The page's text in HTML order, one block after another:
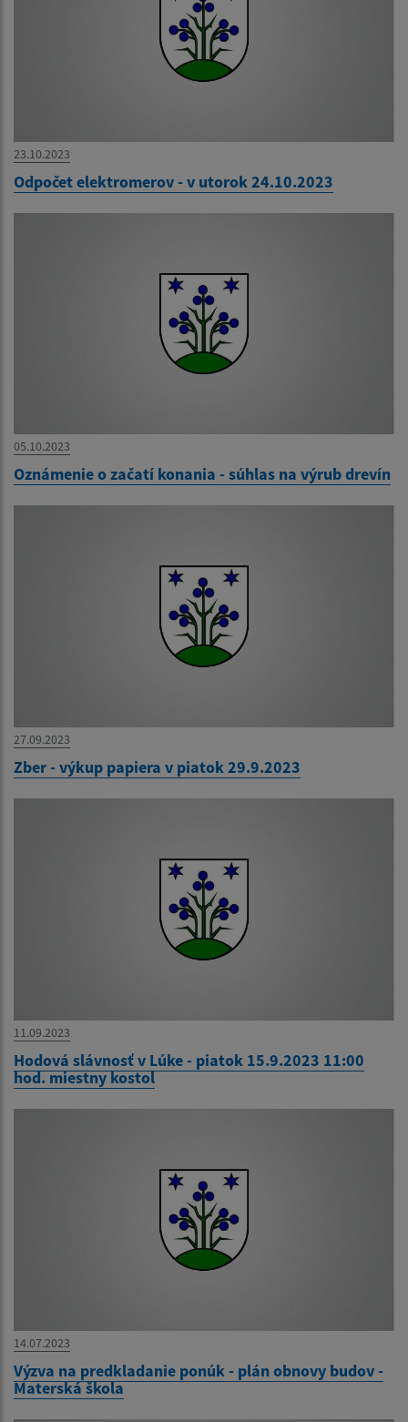
23.10.2023
Odpočet elektromerov - v utorok 24.10.2023
05.10.2023
Oznámenie o začatí konania - súhlas na výrub drevín
27.09.2023
Zber - výkup papiera v piatok 29.9.2023
11.09.2023
Hodová slávnosť v Lúke - piatok 15.9.2023 11:00
hod. miestny kostol
14.07.2023
Výzva na predkladanie ponúk - plán obnovy budov -
Materská škola